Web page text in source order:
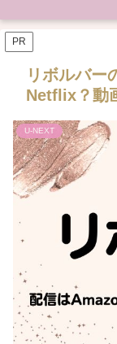
PR
リボルバー
Netflix？動
U-NEXT